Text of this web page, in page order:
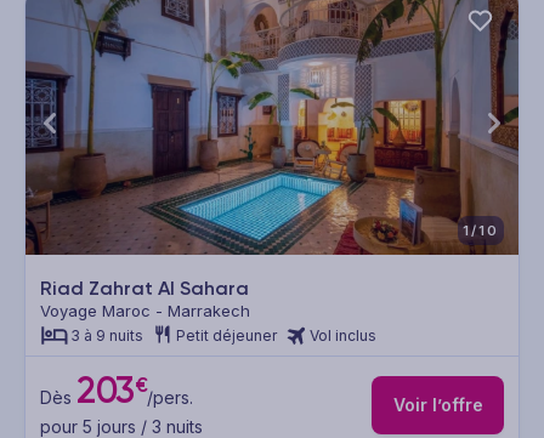
1/10
Riad Zahrat Al Sahara
Voyage Maroc - Marrakech
3 à 9 nuits Petit déjeuner Vol inclus
Dès 203€/pers.
pour 5 jours / 3 nuits
Voir l’offre